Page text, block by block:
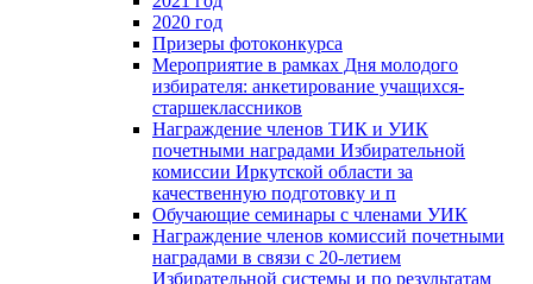
2020 год
Призеры фотоконкурса
Мероприятие в рамках Дня молодого
избирателя: анкетирование учащихся-
старшеклассников
Награждение членов ТИК и УИК
почетными наградами Избирательной
комиссии Иркутской области за
качественную подготовку и п
Обучающие семинары с членами УИК
Награждение членов комиссий почетными
наградами в связи с 20-летием
Избирательной системы и по результатам